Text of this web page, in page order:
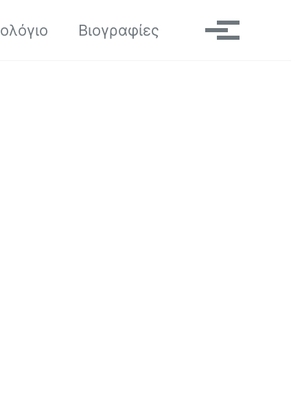
Βιογραφίες Toggle search
Μενού